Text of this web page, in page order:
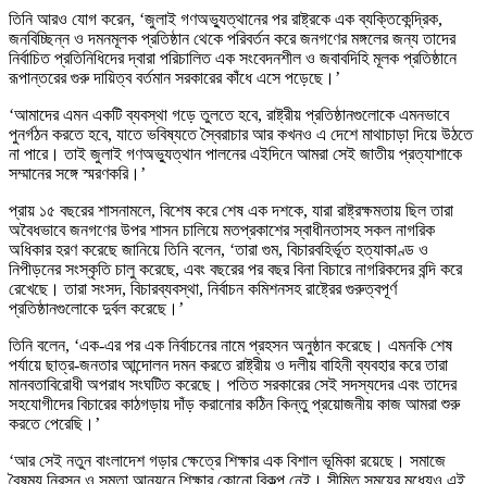
তিনি আরও যোগ করেন, ‘জুলাই গণঅভ্যুত্থানের পর রাষ্ট্রকে এক ব্যক্তিকেন্দ্রিক,
জনবিচ্ছিন্ন ও দমনমূলক প্রতিষ্ঠান থেকে পরিবর্তন করে জনগণের মঙ্গলের জন্য তাদের
নির্বাচিত প্রতিনিধিদের দ্বারা পরিচালিত এক সংবেদনশীল ও জবাবদিহি মূলক প্রতিষ্ঠানে
রূপান্তরের গুরু দায়িত্ব বর্তমান সরকারের কাঁধে এসে পড়েছে।’
‘আমাদের এমন একটি ব্যবস্থা গড়ে তুলতে হবে, রাষ্ট্রীয় প্রতিষ্ঠানগুলোকে এমনভাবে
পুনর্গঠন করতে হবে, যাতে ভবিষ্যতে স্বৈরাচার আর কখনও এ দেশে মাথাচাড়া দিয়ে উঠতে
না পারে। তাই জুলাই গণঅভ্যুত্থান পালনের এইদিনে আমরা সেই জাতীয় প্রত্যাশাকে
সম্মানের সঙ্গে স্মরণকরি।’
প্রায় ১৫ বছরের শাসনামলে, বিশেষ করে শেষ এক দশকে, যারা রাষ্ট্রক্ষমতায় ছিল তারা
অবৈধভাবে জনগণের উপর শাসন চালিয়ে মতপ্রকাশের স্বাধীনতাসহ সকল নাগরিক
অধিকার হরণ করেছে জানিয়ে তিনি বলেন, ‘তারা গুম, বিচারবহির্ভূত হত্যাকাণ্ড ও
নিপীড়নের সংস্কৃতি চালু করেছে, এবং বছরের পর বছর বিনা বিচারে নাগরিকদের বন্দি করে
রেখেছে। তারা সংসদ, বিচারব্যবস্থা, নির্বাচন কমিশনসহ রাষ্ট্রের গুরুত্বপূর্ণ
প্রতিষ্ঠানগুলোকে দুর্বল করেছে।’
তিনি বলেন, ‘এক-এর পর এক নির্বাচনের নামে প্রহসন অনুষ্ঠান করেছে। এমনকি শেষ
পর্যায়ে ছাত্র-জনতার আন্দোলন দমন করতে রাষ্ট্রীয় ও দলীয় বাহিনী ব্যবহার করে তারা
মানবতাবিরোধী অপরাধ সংঘটিত করেছে। পতিত সরকারের সেই সদস্যদের এবং তাদের
সহযোগীদের বিচারের কাঠগড়ায় দাঁড় করানোর কঠিন কিন্তু প্রয়োজনীয় কাজ আমরা শুরু
করতে পেরেছি।’
‘আর সেই নতুন বাংলাদেশ গড়ার ক্ষেত্রে শিক্ষার এক বিশাল ভূমিকা রয়েছে। সমাজে
বৈষম্য নিরসন ও সমতা আনয়নে শিক্ষার কোনো বিকল্প নেই। সীমিত সময়ের মধ্যেও এই